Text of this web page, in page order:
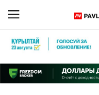
Главная